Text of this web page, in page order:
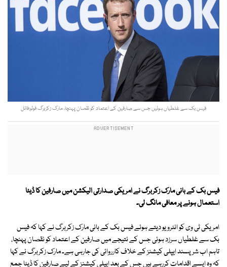
فیس بک سے غلطیاں ہوئیں جس سے صارفین کے اعتماد کو نقصان پہنچا، مارک زکربرگ فوٹو:فائل
فیس بک کے بانی مارک زکربرگ نے امریکی صدارتی الیکشن میں صارفین کا ڈیٹا
استعمال ہونے پر معافی مانگ لی۔
امریکی ٹی وی کو انٹرویو دیتے ہوئے فیس بک کے بانی مارک زکربرگ نے کہا کہ فیس
بک سے غلطیاں سرزد ہوئی جس کے نتیجے میں صارفین کے اعتماد کو نقصان پہنچا،
تاہم اب شرپسند ایپلی کیشنز کے خلاف کارروائی کی جارہی ہے۔ مارک زکربرگ نے کہا
کہ وہ ایسے اقدامات کررہے ہیں جس کے بعد ایپلی کیشنز کے لیے صارفین کا ڈیٹا جمع